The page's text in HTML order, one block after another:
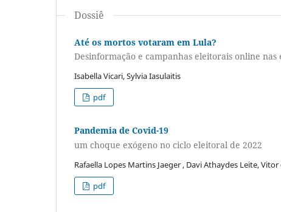
Dossiê
Até os mortos votaram em Lula?
Desinformação e campanhas eleitorais online
Isabella Vicari, Sylvia Iasulaitis
pdf
Pandemia de Covid-19
um choque exógeno no ciclo eleitoral de 2022
Rafaella Lopes Martins Jaeger , Davi Athaydes Leite,
pdf